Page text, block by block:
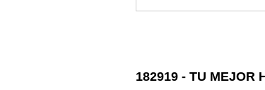
182919 - TU MEJOR